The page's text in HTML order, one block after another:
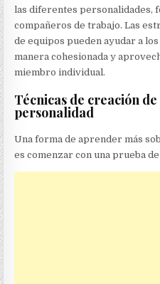
las diferentes personalidades,
compañeros de trabajo. Las
de equipos pueden ayudar a
manera cohesionada y
miembro individual.
Técnicas de creación
personalidad
Una forma de aprender más
es comenzar con una prueba